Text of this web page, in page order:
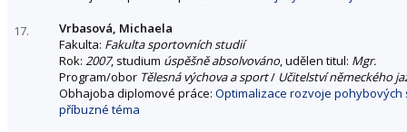
17.
Vrbasová, Michaela
Fakulta: Fakulta sportovních studií
Rok: 2007, studium úspěšně absolvováno, udělen titul: Mgr.
Program/obor Tělesná výchova a sport/ Učitelství německého
Obhajoba diplomové práce: Optimalizace rozvoje
příbuzné téma